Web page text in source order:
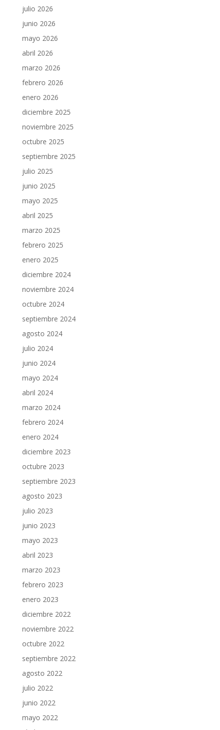
julio 2026
junio 2026
mayo 2026
abril 2026
marzo 2026
febrero 2026
enero 2026
diciembre 2025
noviembre 2025
octubre 2025
septiembre 2025
julio 2025
junio 2025
mayo 2025
abril 2025
marzo 2025
febrero 2025
enero 2025
diciembre 2024
noviembre 2024
octubre 2024
septiembre 2024
agosto 2024
julio 2024
junio 2024
mayo 2024
abril 2024
marzo 2024
febrero 2024
enero 2024
diciembre 2023
octubre 2023
septiembre 2023
agosto 2023
julio 2023
junio 2023
mayo 2023
abril 2023
marzo 2023
febrero 2023
enero 2023
diciembre 2022
noviembre 2022
octubre 2022
septiembre 2022
agosto 2022
julio 2022
junio 2022
mayo 2022